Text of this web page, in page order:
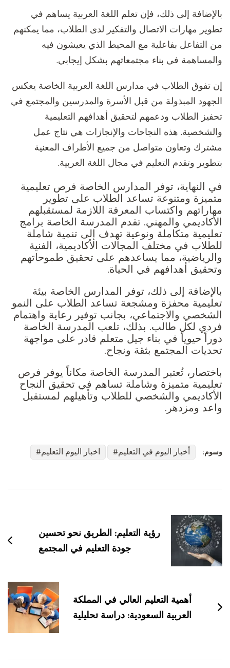
بالإضافة إلى ذلك، فإن تعلم اللغة العربية يساهم في
تطوير مهارات الاتصال والتفكير لدى الطلاب، مما يمكنهم
من التفاعل بفاعلية مع المحيط الذي يعيشون فيه
والمساهمة في بناء مجتمعاتهم بشكل إيجابي.
إن تفوق الطلاب في مدارس اللغة العربية الخاصة يعكس
الجهود المبذولة من قبل الأسرة والمدرسين والمجتمع في
تحفيز الطلاب ودعمهم لتحقيق أهدافهم التعليمية
والشخصية. هذه النجاحات والإنجازات هي نتاج عمل
مشترك وتعاون متواصل من جميع الأطراف المعنية
بتطوير وتقدم التعليم في مجال اللغة العربية.
في النهاية، توفر المدارس الخاصة فرص تعليمية
متميزة ومتنوعة تساعد الطلاب على تطوير
مهاراتهم واكتساب المعرفة اللازمة لمستقبلهم
الأكاديمي والمهني. تقدم المدرسة الخاصة برامج
تعليمية متكاملة ونوعية تهدف إلى تنمية شاملة
للطلاب في مختلف المجالات الأكاديمية، الفنية
والرياضية، مما يساعدهم على تحقيق طموحاتهم
وتحقيق أهدافهم في الحياة.
بالإضافة إلى ذلك، توفر المدارس الخاصة بيئة
تعليمية محفزة ومشجعة تساعد الطلاب على النمو
الشخصي والاجتماعي، بجانب توفير رعاية واهتمام
فردي لكل طالب. بذلك، تلعب المدرسة الخاصة
دوراً حيوياً في بناء جيل متعلم قادر على مواجهة
تحديات المجتمع بثقة ونجاح.
باختصار، تُعتبر المدرسة الخاصة مكاناً يوفر فرص
تعليمية متميزة وشاملة تساهم في تحقيق النجاح
الأكاديمي والشخصي للطلاب وتأهيلهم لمستقبل
واعد ومزدهر.
وسوم: أخبار اليوم في التعليم اخبار اليوم التعليم
بين
التدوينات
رؤية التعليم: الطريق نحو تحسين
جودة التعليم في المجتمع
أهمية التعليم العالي في المملكة
العربية السعودية: دراسة تحليلية